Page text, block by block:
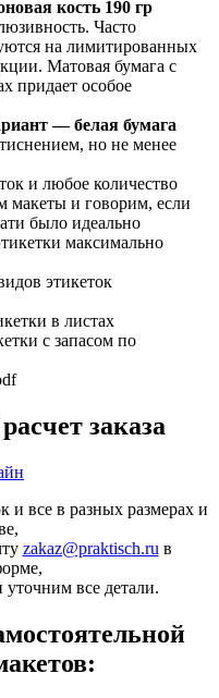
кость 190 гр
Часто
на лимитированных
Матовая бумага с
придает особое
— белая бумага
но не менее
и любое количество
макеты и говорим, если
было идеально
максимально
этикеток
в листах
с запасом по
заказа
и все в разных размерах и
zakaz@praktisch.ru в
все детали.